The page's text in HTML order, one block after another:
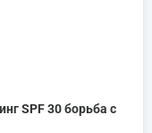
SPF 30 борьба с